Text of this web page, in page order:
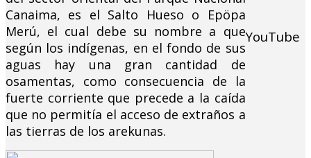
Canaima, es el Salto Hueso o Epöpa
Merú, el cual debe su nombre a que
según los indígenas, en el fondo de sus
aguas hay una gran cantidad de
osamentas, como consecuencia de la
fuerte corriente que precede a la caída
que no permitía el acceso de extraños a
las tierras de los arekunas.
YouTube